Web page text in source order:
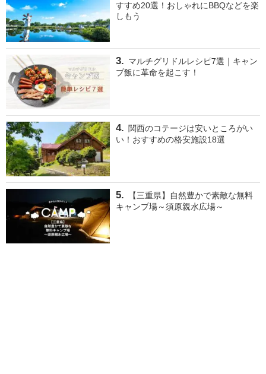
すすめ20選！おしゃれにBBQなどを楽
しもう
マルチグリドルレシピ7選｜キャン
プ飯に革命を起こす！
関西のコテージは安いところがい
い！おすすめの格安施設18選
【三重県】自然豊かで素敵な無料
キャンプ場～須原親水広場～